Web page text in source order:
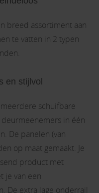
breed assortiment aan
te vatten in 2 typen
en stijlvol
schuifbare
in één
De panelen (van
op maat gemaakt. Je
product met
je van een
De extra lage onderrail